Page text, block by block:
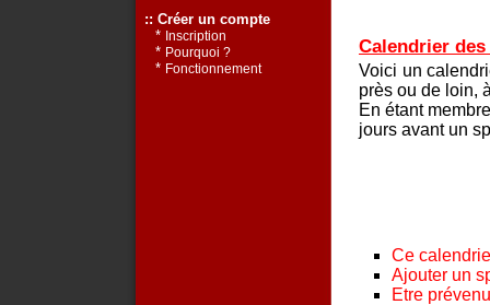
Calendrier
Voici un
près ou de loin,
En étant
jours avant un
Ce
Ajouter un
Etre
:: Créer un compte
* Inscription
* Pourquoi ?
* Fonctionnement